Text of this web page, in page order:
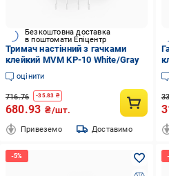
Безкоштовна доставка
в поштомати Епіцентр
Тримач настінний з гачками
клейкий MVM KP-10 White/Gray
оцінити
716.76 -35.83 ₴
680.93 ₴/шт.
Привеземо Доставимо